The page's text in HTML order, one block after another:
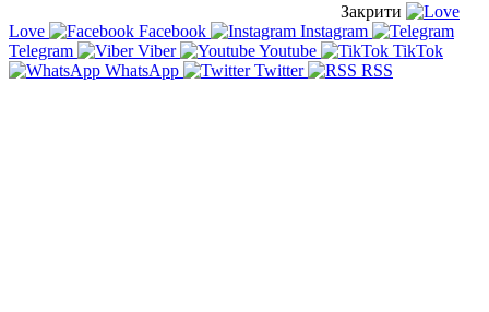
Закрити
Love
Facebook
Instagram
Telegram
Viber Youtube
TikTok
WhatsApp
Twitter RSS